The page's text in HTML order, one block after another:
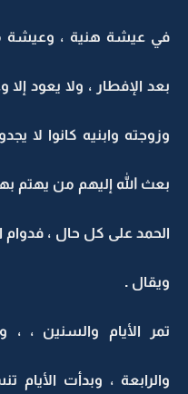
في عيشة هنية ، وعيشة
بعد الإفطار ، ولا يعود
وزوجته وابنيه كانوا لا
بعث الله إليهم من يهتم
الحمد على كل حال ، فدوام
ويقال .
تمر الأيام والسنين ، ،
والرابعة ، وبدأت